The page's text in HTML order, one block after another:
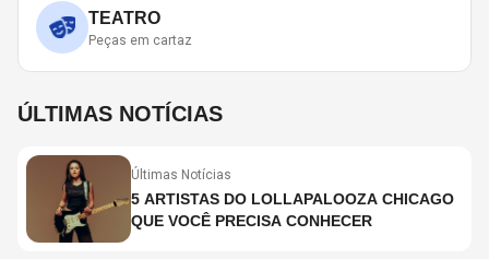
TEATRO
Peças em cartaz
ÚLTIMAS NOTÍCIAS
Últimas Notícias
5 ARTISTAS DO LOLLAPALOOZA CHICAGO
QUE VOCÊ PRECISA CONHECER